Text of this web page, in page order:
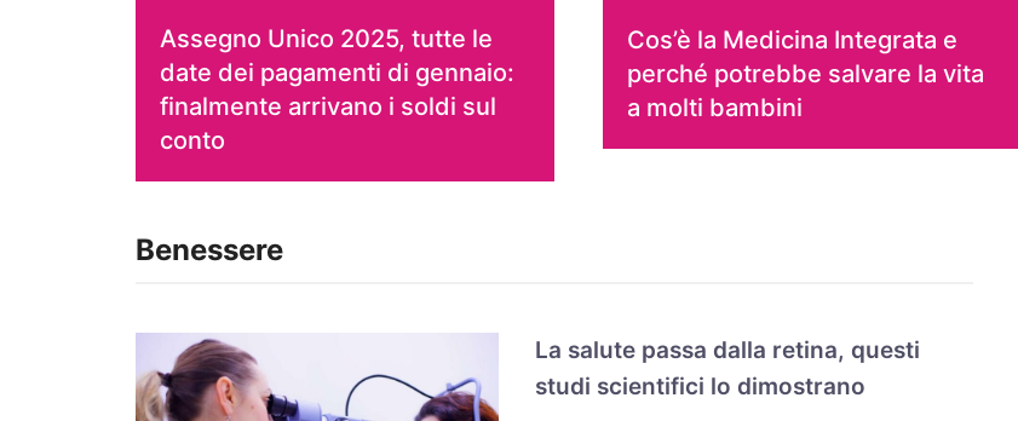
Assegno Unico 2025, tutte le
date dei pagamenti di gennaio:
finalmente arrivano i soldi sul
conto
Cos’è la Medicina Integrata e
perché potrebbe salvare la vita
a molti bambini
Benessere
La salute passa dalla retina, questi
studi scientifici lo dimostrano